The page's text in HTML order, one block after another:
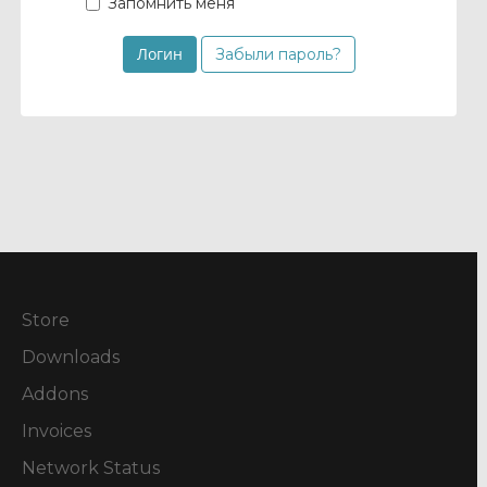
Забыли пароль?
Store
Downloads
Addons
Invoices
Network Status